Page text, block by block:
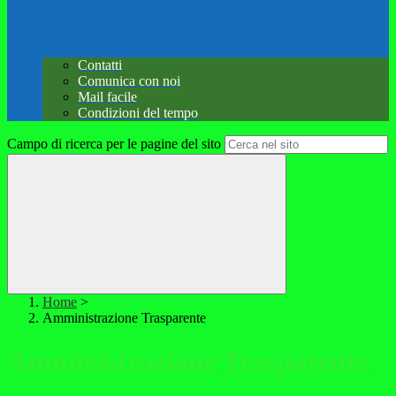
Contatti
Comunica con noi
Mail facile
Condizioni del tempo
Campo di ricerca per le pagine del sito
Home >
Amministrazione Trasparente
Amministrazione Trasparente